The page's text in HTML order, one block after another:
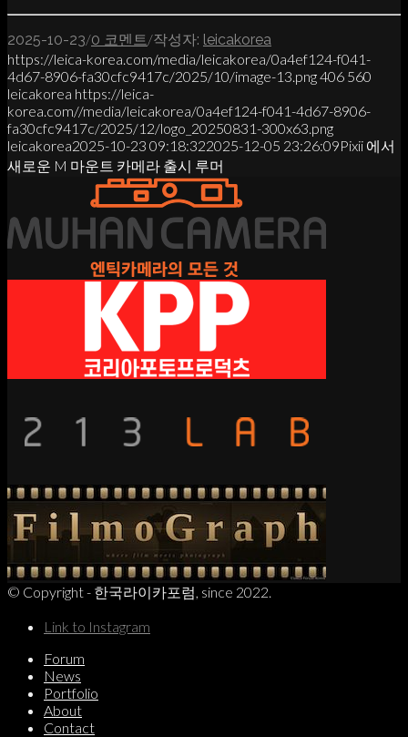
2025-10-23/0 코멘트 /작성자: leicakorea
https://leica-korea.com/media/leicakorea/0a4ef124-f041-
4d67-8906-fa30cfc9417c/2025/10/image-13.png406 560
leicakorea https://leica-
korea.com//media/leicakorea/0a4ef124-f041-4d67-8906-
fa30cfc9417c/2025/12/logo_20250831-300x63.png
leicakorea2025-10-23 09:18:322025-12-05 23:26:09Pixii 에서
새로운 M 마운트 카메라 출시 루머
© Copyright - 한국라이카포럼, since 2022.
Link to Instagram
Forum
News
Portfolio
About
Contact